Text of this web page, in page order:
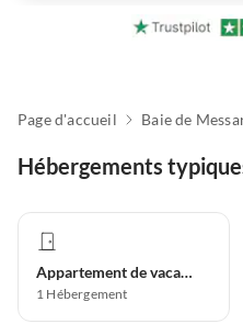
Page d'accueil Baie de
Hébergements
Appartement de vacances
1 Hébergement